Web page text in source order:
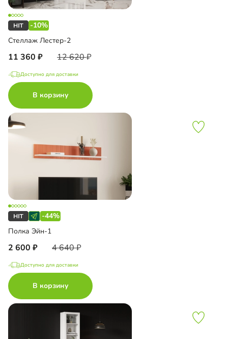
-10%
Стеллаж Лестер-2
11 360 12 620
Доступно для доставки
В корзину
-44%
Полка Эйн-1
2 600 4 640
Доступно для доставки
В корзину